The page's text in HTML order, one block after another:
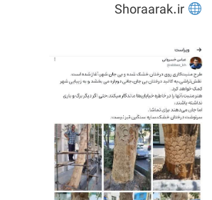
Shoraarak.ir